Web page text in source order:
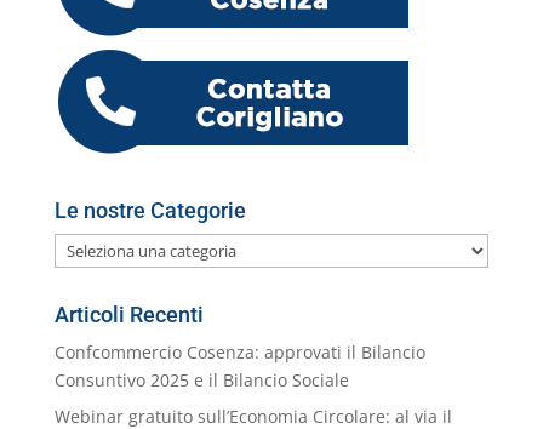
o
k
p er
M
ai
l
di
Le nostre Categorie
Le
nostre
Categorie
Articoli Recenti
Confcommercio Cosenza: approvati il Bilancio
Consuntivo 2025 e il Bilancio Sociale
Webinar gratuito sull’Economia Circolare: al via il